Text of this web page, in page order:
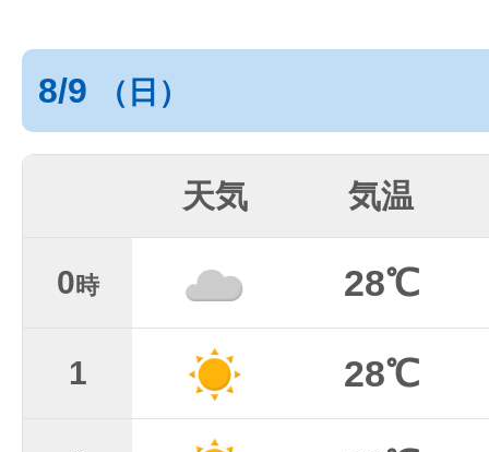
8/9 （日）
天気 気温
0時 28℃
1 28℃